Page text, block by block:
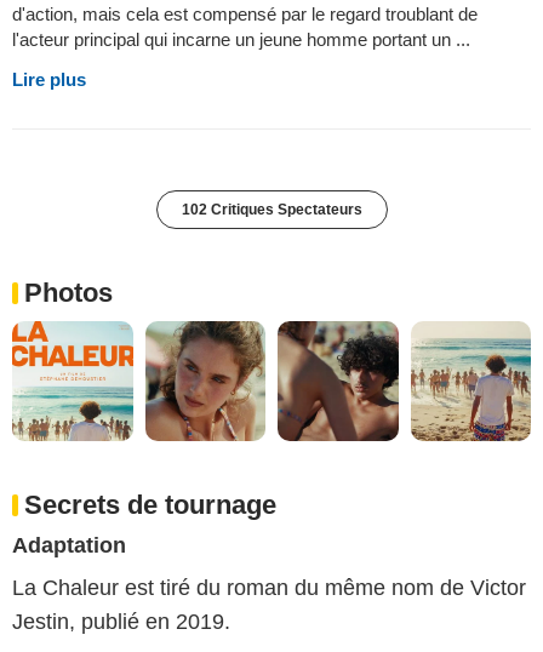
d'action, mais cela est compensé par le regard troublant de
l'acteur principal qui incarne un jeune homme portant un ...
Lire plus
102 Critiques Spectateurs
Photos
Secrets de tournage
Adaptation
La Chaleur est tiré du roman du même nom de Victor
Jestin, publié en 2019.